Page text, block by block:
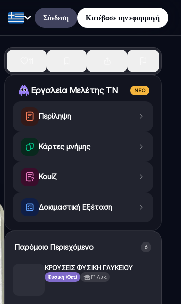
Σύνδεση Κατέβασε την εφαρμογή
Εργαλεία Μελέτης ΤΝ ΝΈΟ
Περίληψη
Κάρτες μνήμης
Κουίζ
Δοκιμαστική Εξέταση
Παρόμοιο Περιεχόμενο 6
ΚΡΟΥΣΕΙΣ ΦΥΣΙΚΗ Γ’ΛΥΚΕΙΟΥ
Φυσική (Θετ.) Γ' Λυκ.